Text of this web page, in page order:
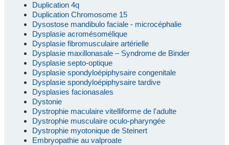
Duplication 4q
Duplication Chromosome 15
Dysostose mandibulo faciale - microcéphalie
Dysplasie acromésomélique
Dysplasie fibromusculaire artérielle
Dysplasie maxillonasale – Syndrome de Binder
Dysplasie septo-optique
Dysplasie spondyloépiphysaire congenitale
Dysplasie spondyloépiphysaire tardive
Dysplasies facionasales
Dystonie
Dystrophie maculaire vitelliforme de l'adulte
Dystrophie musculaire oculo-pharyngée
Dystrophie myotonique de Steinert
Embryopathie au valproate